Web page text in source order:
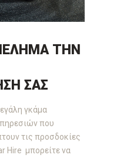
ΤΗΝ
ΣΑΣ
γκάμα
που
τις προσδοκίες
Hire μπορείτε να